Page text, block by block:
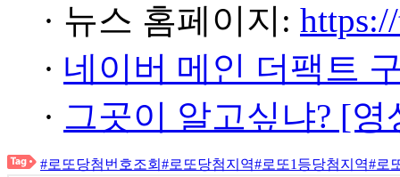
· 뉴스 홈페이지:
· 네이버 메인 더팩트
· 그곳이 알고싶냐? [
#로또당첨번호조회 #로또당첨지역#로또1등당첨지역#로